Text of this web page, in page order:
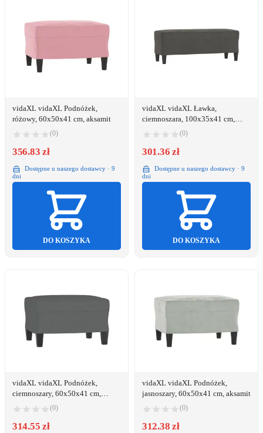
vidaXL vidaXL Podnóżek,
różowy, 60x50x41 cm, aksamit
(0)
356.83 zł
Dostępne u naszego dostawcy · 9
dni
DO KOSZYKA
vidaXL vidaXL Ławka,
ciemnoszara, 100x35x41 cm,
tapicerowana aksamitem
(0)
301.36 zł
Dostępne u naszego dostawcy · 9
dni
DO KOSZYKA
vidaXL vidaXL Podnóżek,
ciemnoszary, 60x50x41 cm,
tapicerowany tkaniną
(0)
314.55 zł
vidaXL vidaXL Podnóżek,
jasnoszary, 60x50x41 cm, aksamit
(0)
312.38 zł